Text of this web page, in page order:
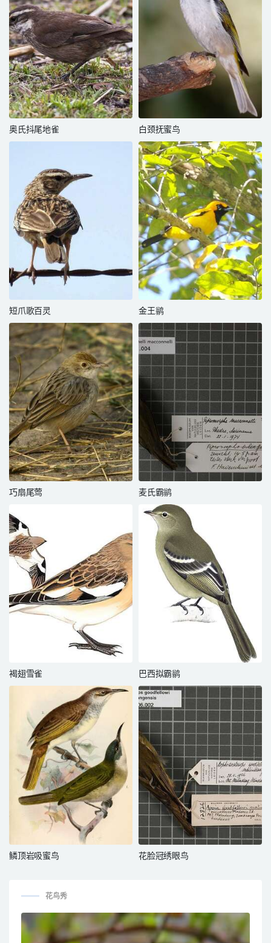
奥氏抖尾地雀 白颈抚蜜鸟
短爪歌百灵 金王鹟
巧扇尾莺 麦氏霸鹟
褐翅雪雀 巴西拟霸鹟
鳞顶岩吸蜜鸟 花脸冠绣眼鸟
花鸟秀